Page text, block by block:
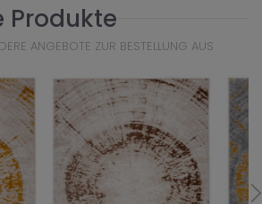
Produkte
ANGEBOTE ZUR BESTELLUNG AUS